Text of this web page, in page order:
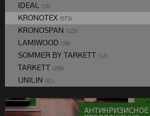
IDEAL (15)
KRONOTEX (573)
KRONOSPAN (123)
LAMIWOOD (39)
SOMMER BY TARKETT (12)
TARKETT (258)
UNILIN (81)